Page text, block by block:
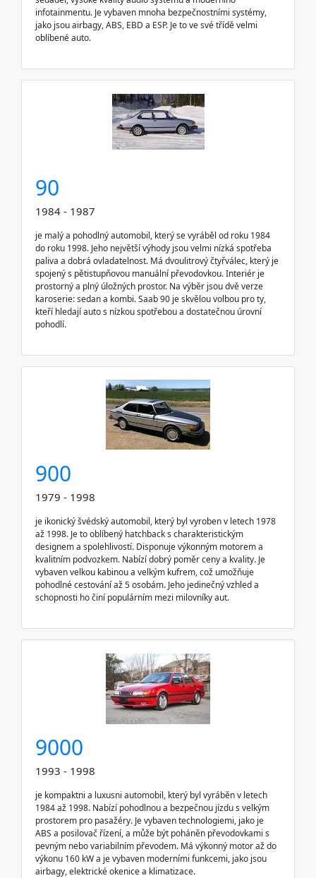
infotainmentu. Je vybaven mnoha bezpečnostními systémy,
jako jsou airbagy, ABS, EBD a ESP. Je to ve své třídě velmi
oblíbené auto.
90
1984 - 1987
je malý a pohodlný automobil, který se vyráběl od roku 1984
do roku 1998. Jeho největší výhody jsou velmi nízká spotřeba
paliva a dobrá ovladatelnost. Má dvoulitrový čtyřválec, který je
spojený s pětistupňovou manuální převodovkou. Interiér je
prostorný a plný úložných prostor. Na výběr jsou dvě verze
karoserie: sedan a kombi. Saab 90 je skvělou volbou pro ty,
kteří hledají auto s nízkou spotřebou a dostatečnou úrovní
pohodlí.
900
1979 - 1998
je ikonický švédský automobil, který byl vyroben v letech 1978
až 1998. Je to oblíbený hatchback s charakteristickým
designem a spolehlivostí. Disponuje výkonným motorem a
kvalitním podvozkem. Nabízí dobrý poměr ceny a kvality. Je
vybaven velkou kabinou a velkým kufrem, což umožňuje
pohodlné cestování až 5 osobám. Jeho jedinečný vzhled a
schopnosti ho činí populárním mezi milovníky aut.
9000
1993 - 1998
je kompaktni a luxusni automobil, který byl vyráběn v letech
1984 až 1998. Nabízí pohodlnou a bezpečnou jízdu s velkým
prostorem pro pasažéry. Je vybaven technologiemi, jako je
ABS a posilovač řízení, a může být poháněn převodovkami s
pevným nebo variabilním převodem. Má výkonný motor až do
výkonu 160 kW a je vybaven moderními funkcemi, jako jsou
airbagy, elektrické okenice a klimatizace.